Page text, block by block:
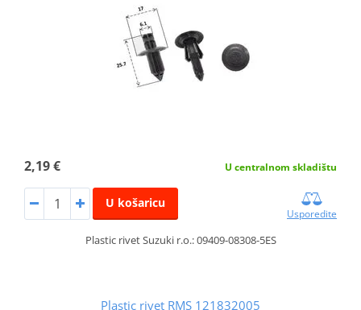
2,19 € U centralnom skladištu
U košaricu
Usporedite
Plastic rivet Suzuki r.o.: 09409-08308-5ES
Plastic rivet RMS 121832005